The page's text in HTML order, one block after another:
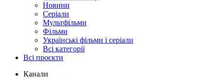
Новини
Серіали
Мультфільми
Фільми
Українські фільми і серіали
Всі категорії
Всі проєкти
Канали